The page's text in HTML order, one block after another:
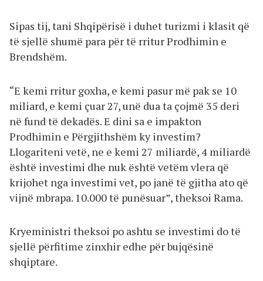
Sipas tij, tani Shqipërisë i duhet turizmi i klasit që
të sjellë shumë para për të rritur Prodhimin e
Brendshëm.
“E kemi rritur goxha, e kemi pasur më pak se 10
miliard, e kemi çuar 27, unë dua ta çojmë 35 deri
në fund të dekadës. E dini sa e impakton
Prodhimin e Përgjithshëm ky investim?
Llogariteni vetë, ne e kemi 27 miliardë, 4 miliardë
është investimi dhe nuk është vetëm vlera që
krijohet nga investimi vet, po janë të gjitha ato që
vijnë mbrapa. 10.000 të punësuar”, theksoi Rama.
Kryeministri theksoi po ashtu se investimi do të
sjellë përfitime zinxhir edhe për bujqësinë
shqiptare.